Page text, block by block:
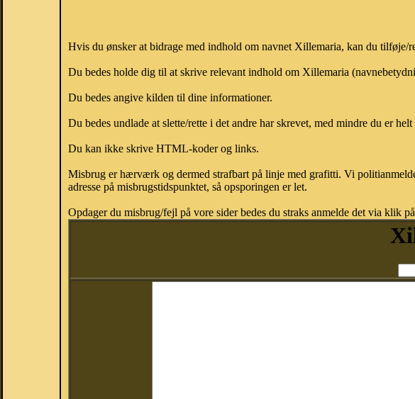
Hvis du ønsker at bidrage med indhold om navnet Xillemaria, kan du tilføje/
Du bedes holde dig til at skrive relevant indhold om Xillemaria
Du bedes angive kilden til dine informationer.
Du bedes undlade at slette/rette i det andre har skrevet, med mindre du er
Du kan ikke skrive HTML-koder og links.
Misbrug er hærværk og dermed strafbart på linje med grafitti. Vi
adresse på misbrugstidspunktet, så opsporingen er let.
Opdager du misbrug/fejl på vore sider bedes du straks anmelde det via klik